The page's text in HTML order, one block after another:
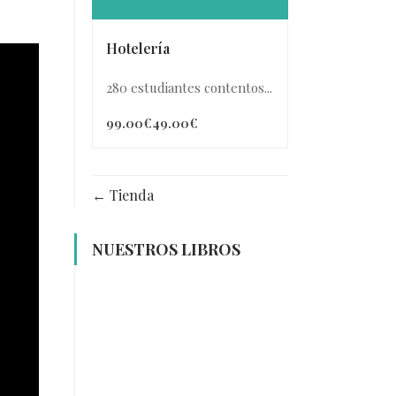
Hotelería
280 estudiantes contentos...
99.00€49.00€
Tienda
NUESTROS LIBROS